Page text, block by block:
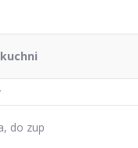
do zup